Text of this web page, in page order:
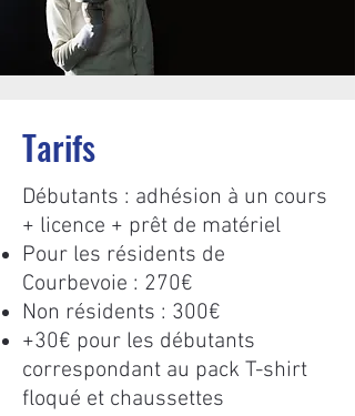
Tarifs
Débutants : adhésion à un cours
+ licence + prêt de matériel​
Pour les résidents de
Courbevoie : 270€
Non résidents : 300€
+30€ pour les débutants
correspondant au pack T-shirt
floqué et chaussettes